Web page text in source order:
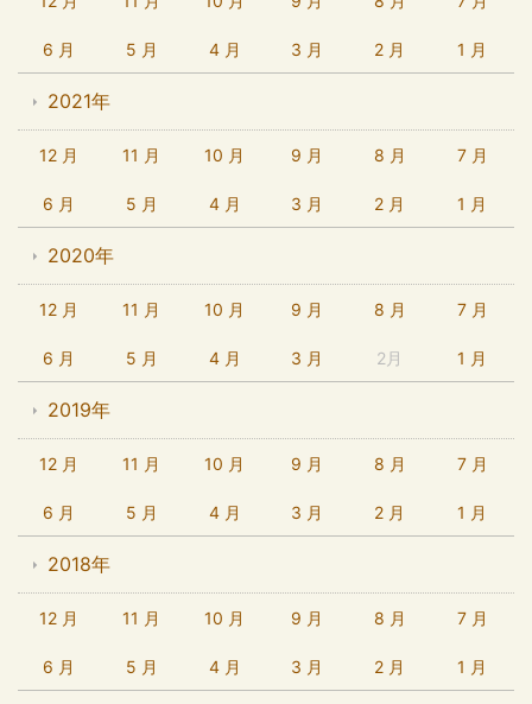
6 月 5 月 4 月 3 月 2 月 1 月
2021年
12 月 11 月 10 月 9 月 8 月 7 月
6 月 5 月 4 月 3 月 2 月 1 月
2020年
12 月 11 月 10 月 9 月 8 月 7 月
6 月 5 月 4 月 3 月 2月 1 月
2019年
12 月 11 月 10 月 9 月 8 月 7 月
6 月 5 月 4 月 3 月 2 月 1 月
2018年
12 月 11 月 10 月 9 月 8 月 7 月
6 月 5 月 4 月 3 月 2 月 1 月